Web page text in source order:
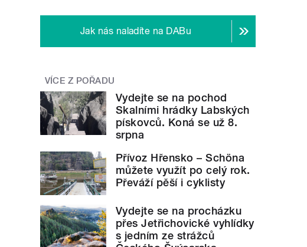
Jak nás naladíte na DABu
VÍCE Z POŘADU
Vydejte se na pochod
Skalními hrádky Labských
pískovců. Koná se už 8.
srpna
Přívoz Hřensko – Schöna
můžete využít po celý rok.
Převáží pěší i cyklisty
Vydejte se na procházku
přes Jetřichovické vyhlídky
s jedním ze strážců